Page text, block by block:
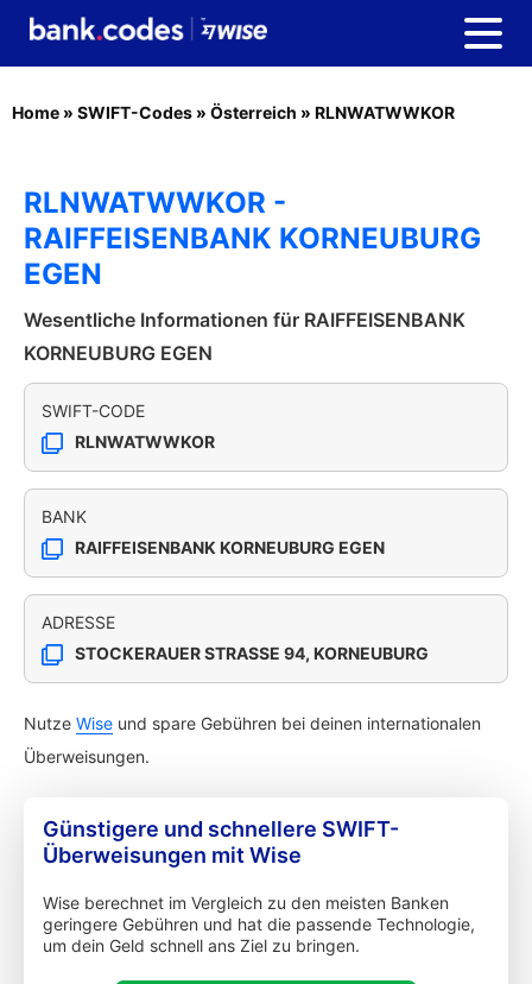
Home » SWIFT-Codes » Österreich » RLNWATWWKOR
RLNWATWWKOR -
RAIFFEISENBANK KORNEUBURG
EGEN
Wesentliche Informationen für RAIFFEISENBANK
KORNEUBURG EGEN
SWIFT-CODE
RLNWATWWKOR
BANK
RAIFFEISENBANK KORNEUBURG EGEN
ADRESSE
STOCKERAUER STRASSE 94, KORNEUBURG
Nutze Wise und spare Gebühren bei deinen internationalen
Überweisungen.
Günstigere und schnellere SWIFT-
Überweisungen mit Wise
Wise berechnet im Vergleich zu den meisten Banken
geringere Gebühren und hat die passende Technologie,
um dein Geld schnell ans Ziel zu bringen.